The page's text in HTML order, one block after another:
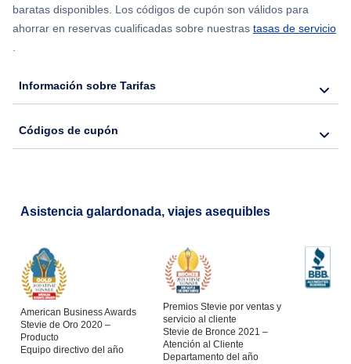
baratas disponibles. Los códigos de cupón son válidos para
ahorrar en reservas cualificadas sobre nuestras tasas de servicio
.
Información sobre Tarifas
Códigos de cupón
Asistencia galardonada, viajes asequibles
American Business Awards
Stevie de Oro 2020 –
Producto
Equipo directivo del año
Premios Stevie por ventas y
servicio al cliente
Stevie de Bronce 2021 –
Atención al Cliente
Departamento del año